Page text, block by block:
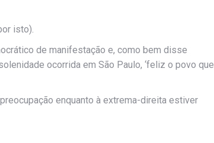
isto).
de manifestação e, como bem disse
ocorrida em São Paulo, ‘feliz o povo que
enquanto à extrema-direita estiver